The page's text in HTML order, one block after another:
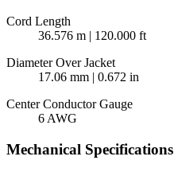
Cord Length
36.576 m | 120.000 ft
Diameter Over Jacket
17.06 mm | 0.672 in
Center Conductor Gauge
6 AWG
Mechanical Specifications